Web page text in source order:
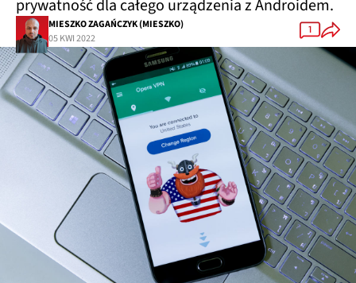
prywatność dla całego urządzenia z Androidem.
MIESZKO ZAGAŃCZYK (MIESZKO)
05 KWI 2022
1